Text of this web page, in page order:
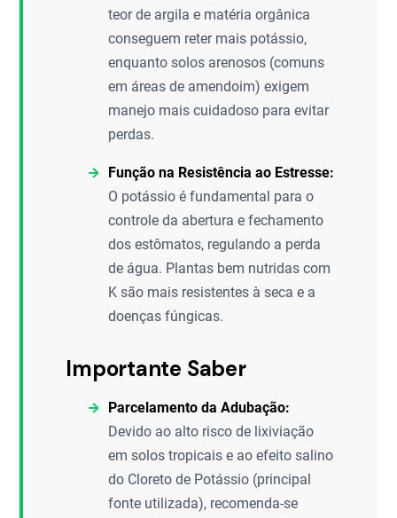
teor de argila e matéria orgânica
conseguem reter mais potássio,
enquanto solos arenosos (comuns
em áreas de amendoim) exigem
manejo mais cuidadoso para evitar
perdas.
Função na Resistência ao Estresse:
O potássio é fundamental para o
controle da abertura e fechamento
dos estômatos, regulando a perda
de água. Plantas bem nutridas com
K são mais resistentes à seca e a
doenças fúngicas.
Importante Saber
Parcelamento da Adubação:
Devido ao alto risco de lixiviação
em solos tropicais e ao efeito salino
do Cloreto de Potássio (principal
fonte utilizada), recomenda-se